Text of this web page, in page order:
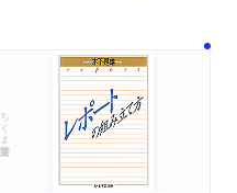
ちくま学芸文庫